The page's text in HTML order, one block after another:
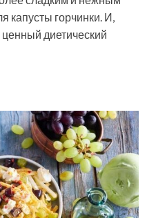
капусты горчинки. И,
диетический